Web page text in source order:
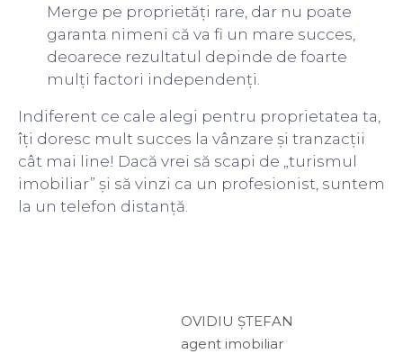
Merge pe proprietăți rare, dar nu poate
garanta nimeni că va fi un mare succes,
deoarece rezultatul depinde de foarte
mulți factori independenți.
Indiferent ce cale alegi pentru proprietatea ta,
îți doresc mult succes la vânzare și tranzacții
cât mai line! Dacă vrei să scapi de „turismul
imobiliar” și să vinzi ca un profesionist, suntem
la un telefon distanță.
OVIDIU ȘTEFAN
agent imobiliar